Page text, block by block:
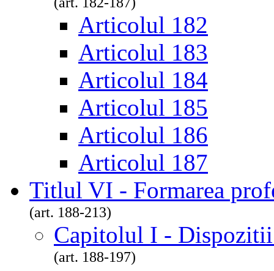
Articolul 182
Articolul 183
Articolul 184
Articolul 185
Articolul 186
Articolul 187
Titlul VI - Formarea
(art. 188-213)
Capitolul I - Dispozitii
(art. 188-197)